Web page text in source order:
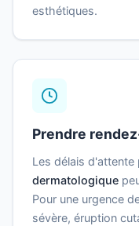
esthétiques.
Prendre
Les délais d'attente
dermatologique
Pour une urgence
sévère, éruption